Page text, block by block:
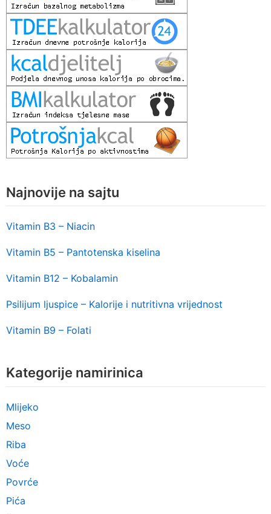
Najnovije na sajtu
Vitamin B3 – Niacin
Vitamin B5 – Pantotenska kiselina
Vitamin B12 – Kobalamin
Psilijum ljuspice – Kalorije i nutritivna vrijednost
Vitamin B9 – Folati
Kategorije namirinica
Mlijeko
Meso
Riba
Voće
Povrće
Pića